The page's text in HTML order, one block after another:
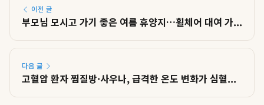
이전 글
부모님 모시고 가기 좋은 여름 휴양지…휠체어 대여 가...
다음 글
고혈압 환자 찜질방·사우나, 급격한 온도 변화가 심혈...